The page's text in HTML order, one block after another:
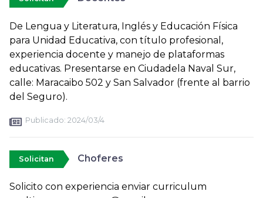
De Lengua y Literatura, Inglés y Educación Física
para Unidad Educativa, con título profesional,
experiencia docente y manejo de plataformas
educativas. Presentarse en Ciudadela Naval Sur,
calle: Maracaibo 502 y San Salvador (frente al barrio
del Seguro).
Publicado: 2024/03/4
Solicitan Choferes
Solicito con experiencia enviar curriculum